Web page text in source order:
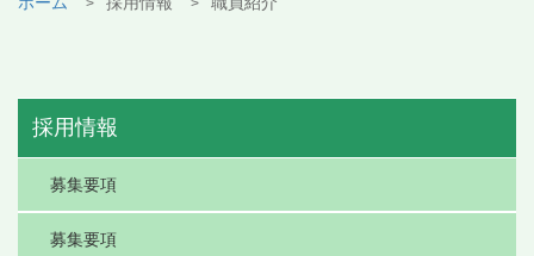
採用情報
募集要項
募集要項